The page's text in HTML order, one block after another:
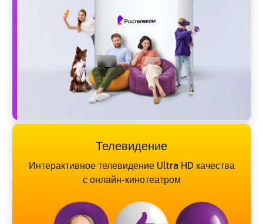
Телевидение
Интерактивное телевидение Ultra HD качества
с онлайн-кинотеатром